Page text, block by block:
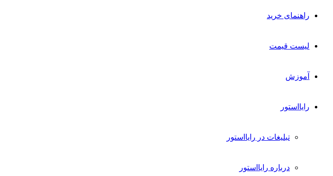
راهنمای خرید
لیست قیمت
آموزش
رایااستور
تبلیغات در رایااستور
درباره رایااستور